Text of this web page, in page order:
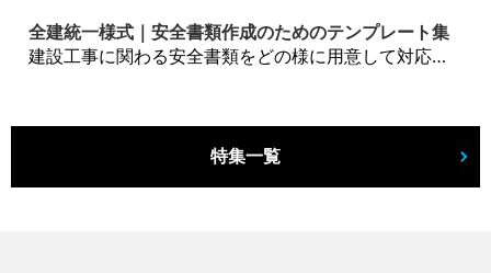
全建統一様式｜安全書類作成のためのテンプレート集
建設工事に関わる安全書類をどの様に用意して対応するか？関連書式テンプレートから書き方の注意点などの役立つコラムをbizoceanがお届けします。
特集一覧